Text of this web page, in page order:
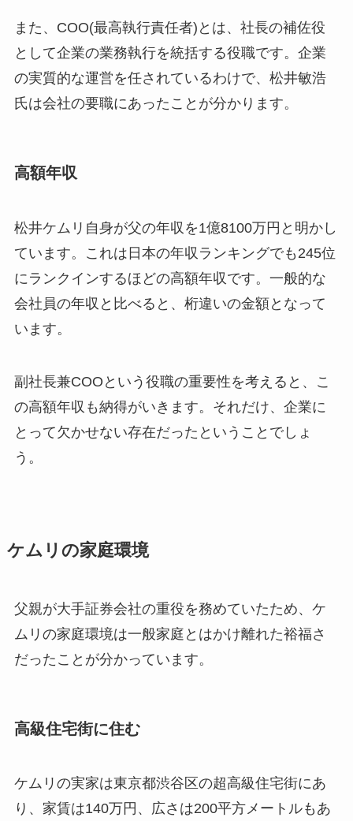
また、COO(最高執行責任者)とは、社長の補佐役
として企業の業務執行を統括する役職です。企業
の実質的な運営を任されているわけで、松井敏浩
氏は会社の要職にあったことが分かります。
高額年収
松井ケムリ自身が父の年収を1億8100万円と明かし
ています。これは日本の年収ランキングでも245位
にランクインするほどの高額年収です。一般的な
会社員の年収と比べると、桁違いの金額となって
います。
副社長兼COOという役職の重要性を考えると、こ
の高額年収も納得がいきます。それだけ、企業に
とって欠かせない存在だったということでしょ
う。
ケムリの家庭環境
父親が大手証券会社の重役を務めていたため、ケ
ムリの家庭環境は一般家庭とはかけ離れた裕福さ
だったことが分かっています。
高級住宅街に住む
ケムリの実家は東京都渋谷区の超高級住宅街にあ
り、家賃は140万円、広さは200平方メートルもあ